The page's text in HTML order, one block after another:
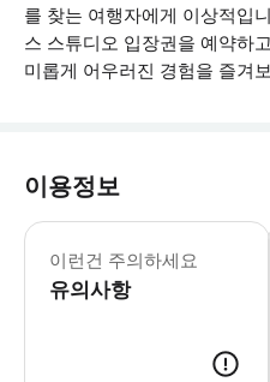
를 찾는 여행자에게 이상적입
스 스튜디오 입장권을 예약하
미롭게 어우러진 경험을 즐겨
이용정보
이런건 주의하세요
유의사항